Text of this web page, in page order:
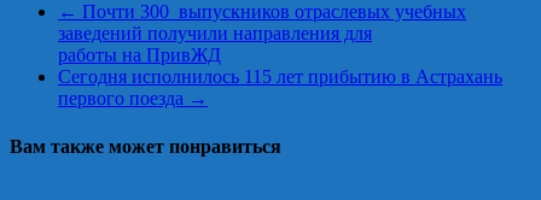
← Почти 300 выпускников отраслевых учебных
заведений получили направления для
работы на ПривЖД
Сегодня исполнилось 115 лет прибытию в Астрахань
первого поезда →
Вам также может понравиться